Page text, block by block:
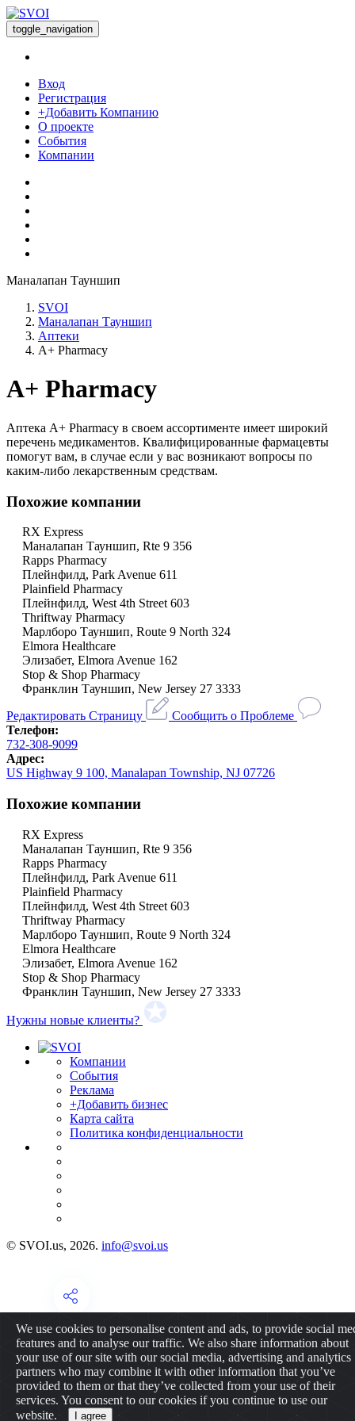
toggle_navigation
Вход
Регистрация
+Добавить Компанию
О проекте
События
Компании
Маналапан Тауншип
SVOI
Маналапан Тауншип
Аптеки
A+ Pharmacy
A+ Pharmacy
Аптека A+ Pharmacy в своем ассортименте имеет широкий
перечень медикаментов. Квалифицированные фармацевты
помогут вам, в случае если у вас возникают вопросы по
каким-либо лекарственным средствам.
Похожие компании
RX Express
Маналапан Тауншип, Rte 9 356
Rapps Pharmacy
Плейнфилд, Park Avenue 611
Plainfield Pharmacy
Плейнфилд, West 4th Street 603
Thriftway Pharmacy
Марлборо Тауншип, Route 9 North 324
Elmora Healthcare
Элизабет, Elmora Avenue 162
Stop & Shop Pharmacy
Франклин Тауншип, New Jersey 27 3333
Редактировать Страницу
Сообщить о Проблеме
Телефон:
732-308-9099
Адрес:
US Highway 9 100, Manalapan Township, NJ 07726
Похожие компании
RX Express
Маналапан Тауншип, Rte 9 356
Rapps Pharmacy
Плейнфилд, Park Avenue 611
Plainfield Pharmacy
Плейнфилд, West 4th Street 603
Thriftway Pharmacy
Марлборо Тауншип, Route 9 North 324
Elmora Healthcare
Элизабет, Elmora Avenue 162
Stop & Shop Pharmacy
Франклин Тауншип, New Jersey 27 3333
Нужны новые клиенты?
Компании
События
Реклама
+Добавить бизнес
Карта сайта
Политика конфиденциальности
© SVOI.us, 2026. info@svoi.us
We use cookies to personalise content and ads, to provide social
features and to analyse our traffic. We also share information about
your use of our site with our social media, advertising and analytics
partners who may combine it with other information that you’ve
provided to them or that they’ve collected from your use of their
services. You consent to our cookies if you continue to use our
website.
I agree